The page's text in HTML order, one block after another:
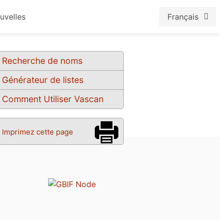
Français
Recherche de noms
Générateur de listes
Comment Utiliser Vascan
Imprimez cette page